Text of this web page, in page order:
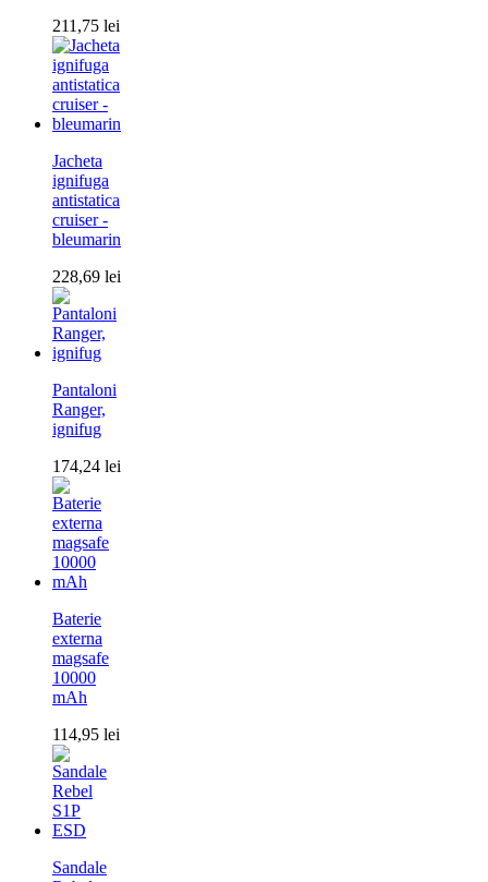
211,75 lei
Jacheta
ignifuga
antistatica
cruiser -
bleumarin
228,69 lei
Pantaloni
Ranger,
ignifug
174,24 lei
Baterie
externa
magsafe
10000
mAh
114,95 lei
Sandale